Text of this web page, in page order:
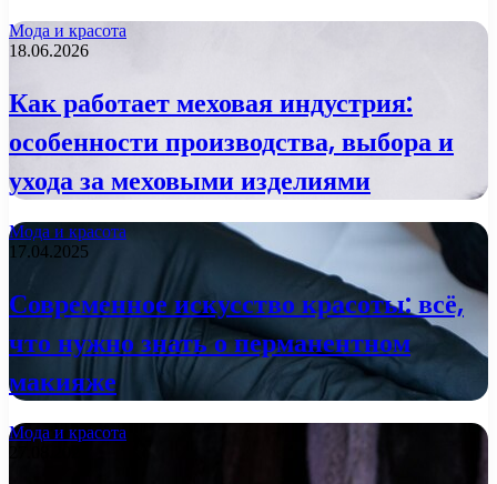
Мода и красота
18.06.2026
Как работает меховая индустрия:
особенности производства, выбора и
ухода за меховыми изделиями
Мода и красота
17.04.2025
Современное искусство красоты: всё,
что нужно знать о перманентном
макияже
Мода и красота